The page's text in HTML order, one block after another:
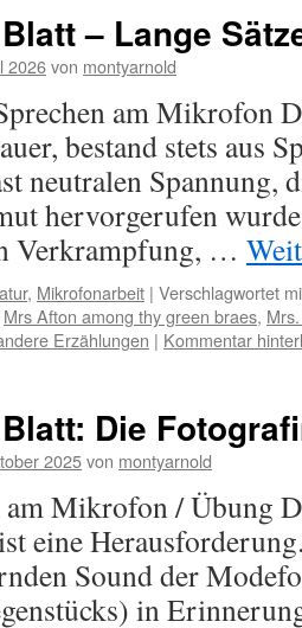
– Lange
2026von montyarnold
am Mikrofon
bestand stets aus
neutralen Spannung,
hervorgerufen
Verkrampfung, …
, Mikrofonarbeit | Verschlagwortet
Mrs Afton among thy green braes,
Erzählungen | Kommentar
Die
2025von montyarnold
am Mikrofon / Übung
eine
Sound der
in